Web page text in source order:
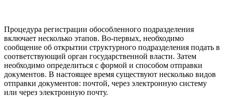
Процедура регистрации обособленного подразделения
включает несколько этапов. Во-первых, необходимо
сообщение об открытии структурного подразделения подать в
соответствующий орган государственной власти. Затем
необходимо определиться с формой и способом отправки
документов. В настоящее время существуют несколько видов
отправки документов: почтой, через электронную систему
или через электронную почту.